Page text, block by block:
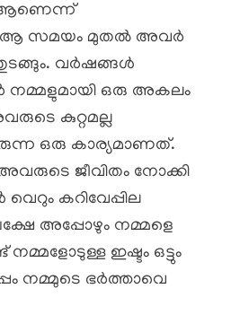
ആണെന്ന്
ആ സമയം മുതൽ അവർ
വർഷങ്ങൾ
ഒരു അകലം
കുറ്റമല്ല
ഒരു കാര്യമാണത്.
ജീവിതം നോക്കി
കറിവേപ്പില
അപ്പോഴും നമ്മളെ
നമ്മളോടുള്ള ഇഷ്ടം ഒട്ടും
നമ്മുടെ ഭർത്താവെ